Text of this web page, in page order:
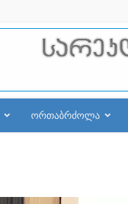
ორთაბრძოლა